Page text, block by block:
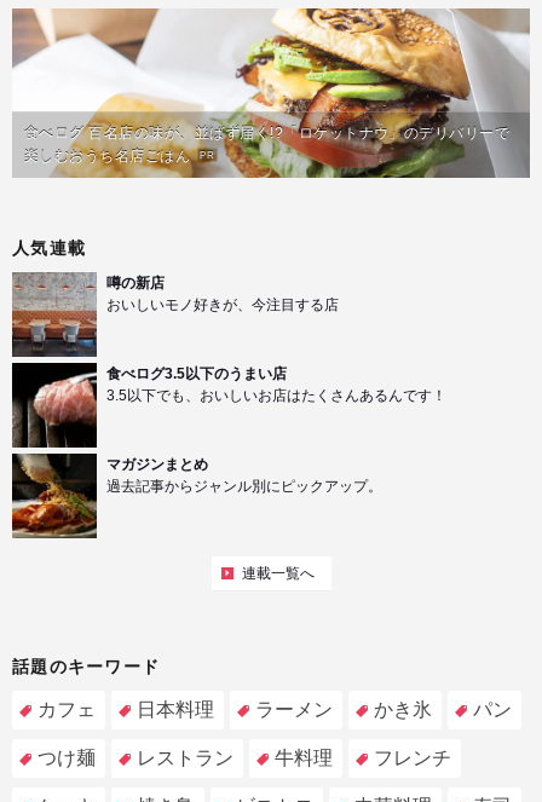
食べログ 百名店の味が、並ばず届く!?「ロケットナウ」のデリバリーで
楽しむおうち名店ごはん PR
人気連載
噂の新店
おいしいモノ好きが、今注目する店
食べログ3.5以下のうまい店
3.5以下でも、おいしいお店はたくさんあるんです！
マガジンまとめ
過去記事からジャンル別にピックアップ。
連載一覧へ
話題のキーワード
カフェ 日本料理 ラーメン かき氷 パン
つけ麺 レストラン 牛料理 フレンチ